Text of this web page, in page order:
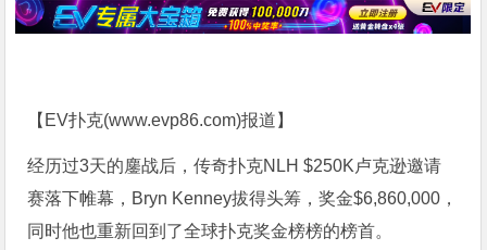
【EV扑克(www.evp86.com)报道】
经历过3天的鏖战后，传奇扑克NLH $250K卢克逊邀请
赛落下帷幕，Bryn Kenney拔得头筹，奖金$6,860,000，
同时他也重新回到了全球扑克奖金榜榜的榜首。